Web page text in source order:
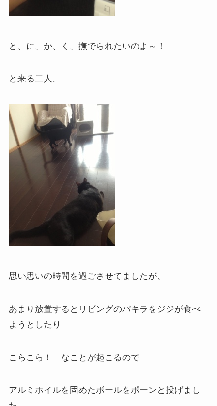
と、に、か、く、撫でられたいのよ～！
と来る二人。
思い思いの時間を過ごさせてましたが、
あまり放置するとリビングのパキラをジジが食べ
ようとしたり
こらこら！ なことが起こるので
アルミホイルを固めたボールをポーンと投げまし